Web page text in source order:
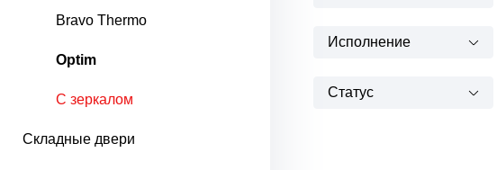
Bravo Thermo
Optim
С зеркалом
Складные двери
Исполнение
Статус